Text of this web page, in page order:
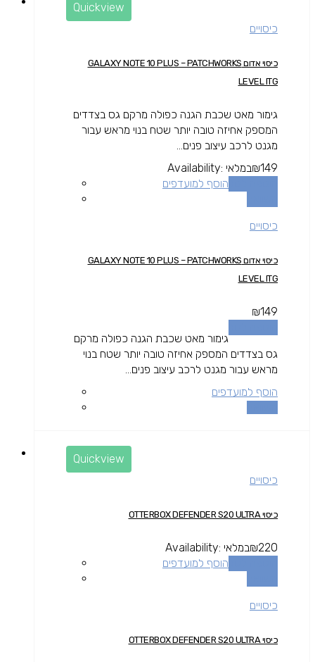
Quickview
כיסויים
כיסוי אדום GALAXY NOTE 10 PLUS – PATCHWORKS
LEVEL ITG
גימור מאט שכבת הגנה כפולה מרקם גס בצדדים
המספק אחיזה טובה יותר שטח בנוי מראש עבור
מגנט לרכב עיצוב פנים...
₪149
Availability: במלאי
הוסף למועדפים
כיסויים
כיסוי אדום GALAXY NOTE 10 PLUS – PATCHWORKS
LEVEL ITG
₪149
גימור מאט שכבת הגנה כפולה מרקם
גס בצדדים המספק אחיזה טובה יותר שטח בנוי
מראש עבור מגנט לרכב עיצוב פנים...
הוסף למועדפים
Quickview
כיסויים
כיסוי OTTERBOX DEFENDER S20 ULTRA
₪220
Availability: במלאי
הוסף למועדפים
כיסויים
כיסוי OTTERBOX DEFENDER S20 ULTRA